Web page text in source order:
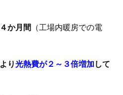
か月間
（工場内暖房での電
り光熱費が２～３倍増加 して